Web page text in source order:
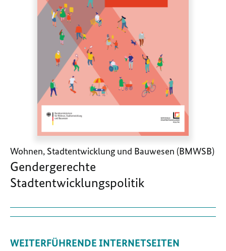
Wohnen, Stadtentwicklung und Bauwesen (BMWSB)
Gendergerechte
Stadtentwicklungspolitik
WEITERFÜHRENDE INTERNETSEITEN